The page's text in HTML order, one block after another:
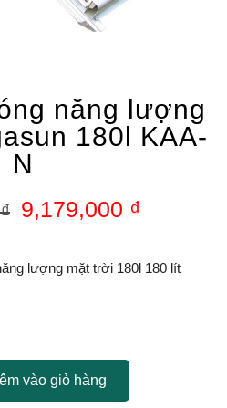
năng lượng
180l KAA-
N
₫ 9,179,000 ₫
lượng mặt trời 180l 180 lít
vào giỏ hàng